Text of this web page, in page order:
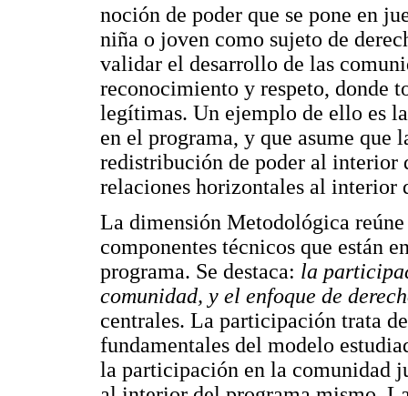
noción de poder que se pone en
niña o joven como sujeto de
validar el desarrollo de las
reconocimiento y respeto, donde
legítimas. Un ejemplo de ello es
en el programa, y que asume que
redistribución de poder al interior
relaciones horizontales al interior
La dimensión Metodológica
componentes técnicos que están
programa. Se destaca: la
comunidad, y el enfoque de
centrales. La participación trata
fundamentales del modelo
la participación en la comunidad